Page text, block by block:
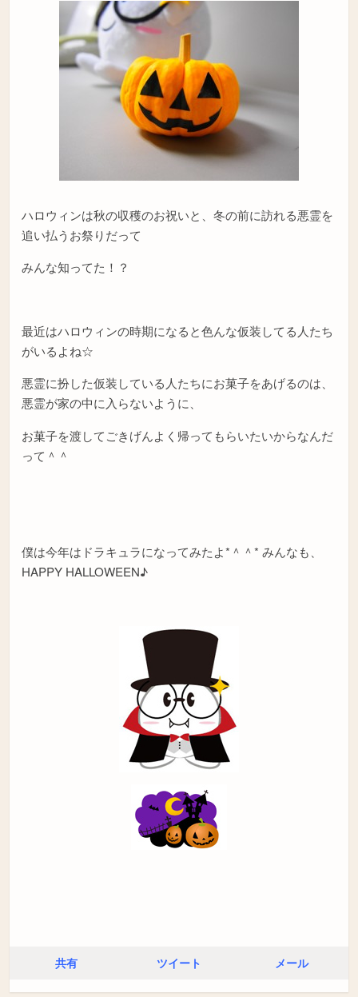
ハロウィンは秋の収穫のお祝いと、冬の前に訪れる悪霊を
追い払うお祭りだって
みんな知ってた！？
最近はハロウィンの時期になると色んな仮装してる人たち
がいるよね☆
悪霊に扮した仮装している人たちにお菓子をあげるのは、
悪霊が家の中に入らないように、
お菓子を渡してごきげんよく帰ってもらいたいからなんだ
って＾＾
僕は今年はドラキュラになってみたよ*＾＾* みんなも、
HAPPY HALLOWEEN♪
共有 ツイート メール